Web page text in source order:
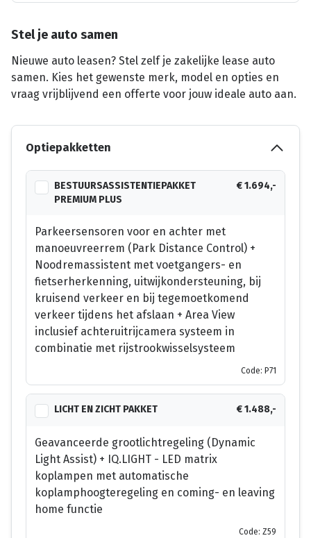
Stel je auto samen
Nieuwe auto leasen? Stel zelf je zakelijke lease auto
samen. Kies het gewenste merk, model en opties en
vraag vrijblijvend een offerte voor jouw ideale auto aan.
Optiepakketten
BESTUURSASSISTENTIEPAKKET
PREMIUM PLUS
€ 1.694,-
Parkeersensoren voor en achter met
manoeuvreerrem (Park Distance Control) +
Noodremassistent met voetgangers- en
fietserherkenning, uitwijkondersteuning, bij
kruisend verkeer en bij tegemoetkomend
verkeer tijdens het afslaan + Area View
inclusief achteruitrijcamera systeem in
combinatie met rijstrookwisselsysteem
Code: P71
LICHT EN ZICHT PAKKET € 1.488,-
Geavanceerde grootlichtregeling (Dynamic
Light Assist) + IQ.LIGHT - LED matrix
koplampen met automatische
koplamphoogteregeling en coming- en leaving
home functie
Code: Z59